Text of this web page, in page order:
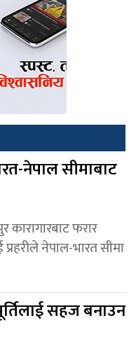
नेपाल सीमाबाट
कारागारबाट फरार
नेपाल-भारत सीमा
सहज बनाउन